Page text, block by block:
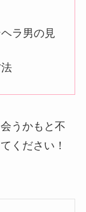
ラ男の見
うかもと不
ください！